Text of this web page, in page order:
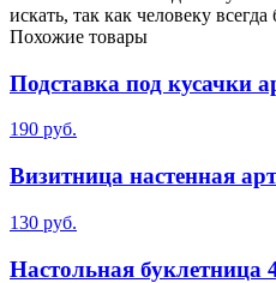
искать, так как человеку
Похожие товары
Подставка под кусачки
190 руб.
Визитница настенная
130 руб.
Настольная буклетница